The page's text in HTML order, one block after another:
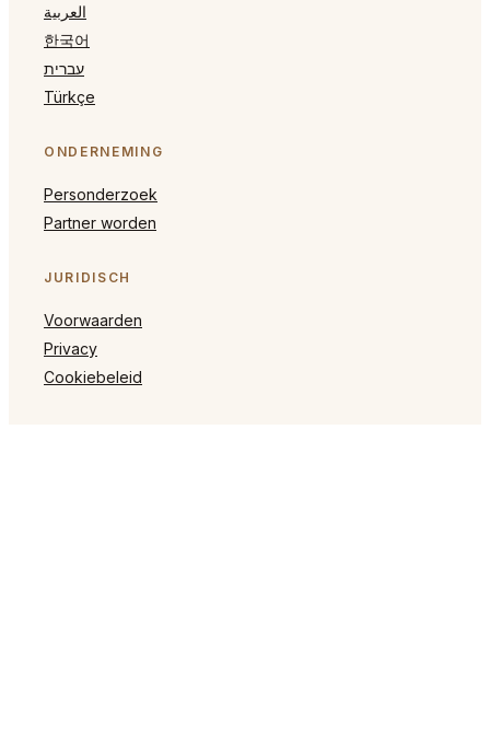
العربية
한국어
עברית
Türkçe
ONDERNEMING
Personderzoek
Partner worden
JURIDISCH
Voorwaarden
Privacy
Cookiebeleid